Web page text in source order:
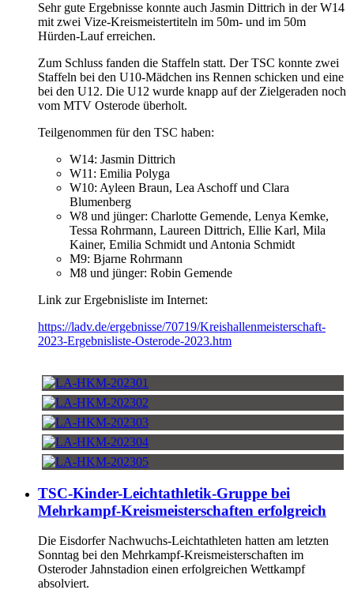
Sehr gute Ergebnisse konnte auch Jasmin Dittrich in der W14
mit zwei Vize-Kreismeistertiteln im 50m- und im 50m
Hürden-Lauf erreichen.
Zum Schluss fanden die Staffeln statt. Der TSC konnte zwei
Staffeln bei den U10-Mädchen ins Rennen schicken und eine
bei den U12. Die U12 wurde knapp auf der Zielgeraden noch
vom MTV Osterode überholt.
Teilgenommen für den TSC haben:
W14: Jasmin Dittrich
W11: Emilia Polyga
W10: Ayleen Braun, Lea Aschoff und Clara
Blumenberg
W8 und jünger: Charlotte Gemende, Lenya Kemke,
Tessa Rohrmann, Laureen Dittrich, Ellie Karl, Mila
Kainer, Emilia Schmidt und Antonia Schmidt
M9: Bjarne Rohrmann
M8 und jünger: Robin Gemende
Link zur Ergebnisliste im Internet:
https://ladv.de/ergebnisse/70719/Kreishallenmeisterschaft-
2023-Ergebnisliste-Osterode-2023.htm
TSC-Kinder-Leichtathletik-Gruppe bei
Mehrkampf-Kreismeisterschaften erfolgreich
Die Eisdorfer Nachwuchs-Leichtathleten hatten am letzten
Sonntag bei den Mehrkampf-Kreismeisterschaften im
Osteroder Jahnstadion einen erfolgreichen Wettkampf
absolviert.